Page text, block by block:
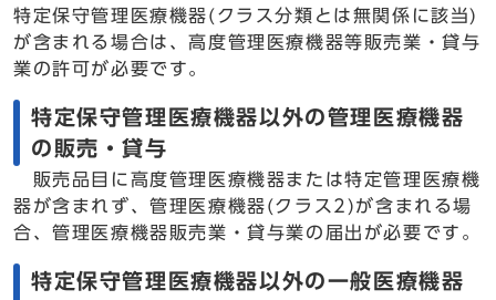
特定保守管理医療機器(クラス分類とは無関係に該当)
が含まれる場合は、高度管理医療機器等販売業・貸与
業の許可が必要です。
特定保守管理医療機器以外の管理医療機器
の販売・貸与
販売品目に高度管理医療機器または特定管理医療機
器が含まれず、管理医療機器(クラス2)が含まれる場
合、管理医療機器販売業・貸与業の届出が必要です。
特定保守管理医療機器以外の一般医療機器